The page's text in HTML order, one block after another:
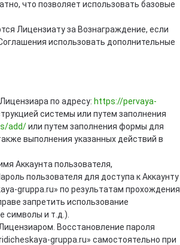
что позволяет использовать базовые
Лицензиату за Вознаграждение, если
использовать дополнительные
по адресу: https://pervaya-
системы или путем заполнения
add/или путем заполнения формы для
выполнения указанных действий в
Аккаунта пользователя,
пользователя для доступа к Аккаунту
gruppa.ru» по результатам прохождения
запретить использование
символы и т.д.).
Восстановление пароля
gruppa.ru» самостоятельно при